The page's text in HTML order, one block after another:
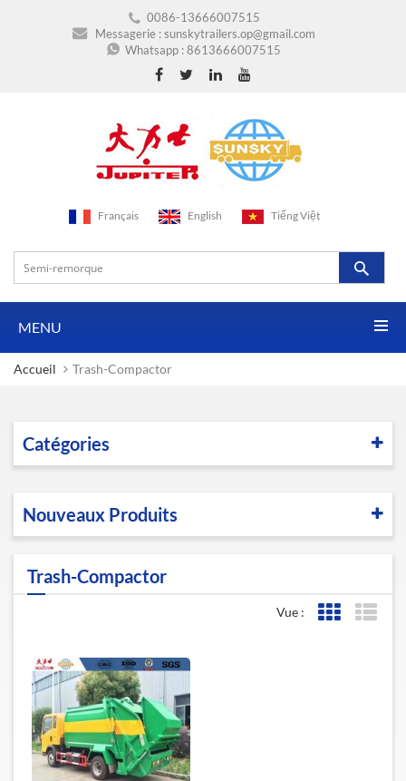
0086-13666007515
Messagerie :sunskytrailers.op@gmail.com
Whatsapp :8613666007515
Français English Tiếng Việt
MENU
Accueil Trash-Compactor
Catégories
Nouveaux Produits
Trash-Compactor
Vue : Affichage